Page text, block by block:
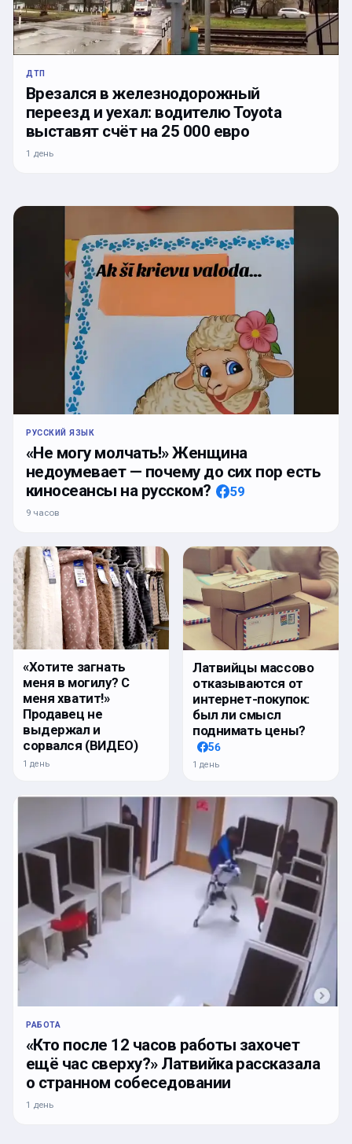
ДТП
Врезался в железнодорожный
переезд и уехал: водителю Toyota
выставят счёт на 25 000 евро
1 день
РУССКИЙ ЯЗЫК
«Не могу молчать!» Женщина
недоумевает — почему до сих пор есть
киносеансы на русском?
59
9 часов
«Хотите загнать
меня в могилу? С
меня хватит!»
Продавец не
выдержал и
сорвался (ВИДЕО)
1 день
Латвийцы массово
отказываются от
интернет-покупок:
был ли смысл
поднимать цены?
56
1 день
РАБОТА
«Кто после 12 часов работы захочет
ещё час сверху?» Латвийка рассказала
о странном собеседовании
1 день